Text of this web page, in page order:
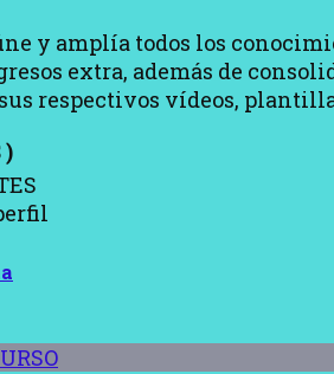
y amplía todos los
extra, además de
respectivos vídeos,
)